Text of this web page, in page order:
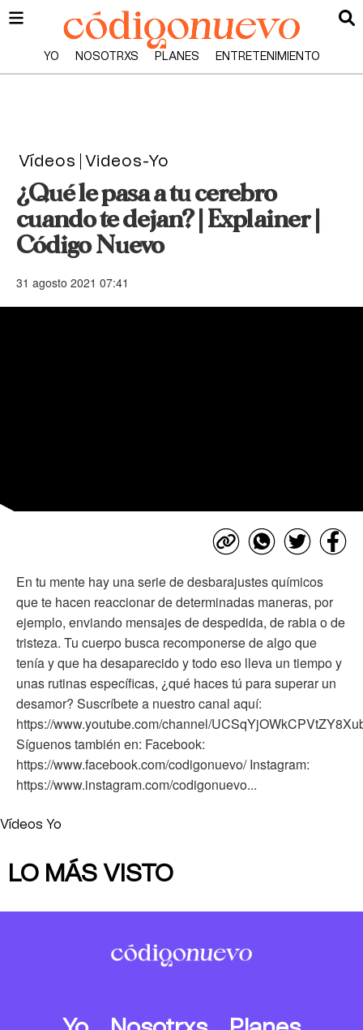
YO NOSOTRXS PLANES ENTRETENIMIENTO
Vídeos Videos-Yo
¿Qué le pasa a tu cerebro
cuando te dejan? | Explainer |
Código Nuevo
31 agosto 2021 07:41
En tu mente hay una serie de desbarajustes químicos
que te hacen reaccionar de determinadas maneras, por
ejemplo, enviando mensajes de despedida, de rabia o de
tristeza. Tu cuerpo busca recomponerse de algo que
tenía y que ha desaparecido y todo eso lleva un tiempo y
unas rutinas específicas, ¿qué haces tú para superar un
desamor? Suscríbete a nuestro canal aquí:
https://www.youtube.com/channel/
Síguenos también en: Facebook:
https://www.facebook.com/codigonuevo/ Instagram:
https://www.instagram.com/codigonuevo...
Vídeos Yo
LO MÁS VISTO